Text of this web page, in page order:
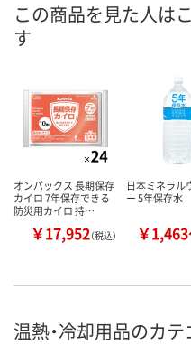
この商品を見た人は
す
オンパックス 長期保存
カイロ 7年保存できる
防災用カイロ 持…
￥17,952（税込）
日本ミネラル
ー 5年保存水
￥
温熱・冷却用品のカ